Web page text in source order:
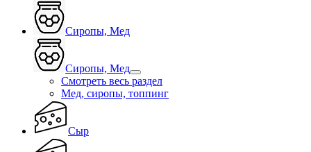
Сиропы, Мед
Сиропы, Мед
Смотреть весь раздел
Мед, сиропы, топпинг
Сыр